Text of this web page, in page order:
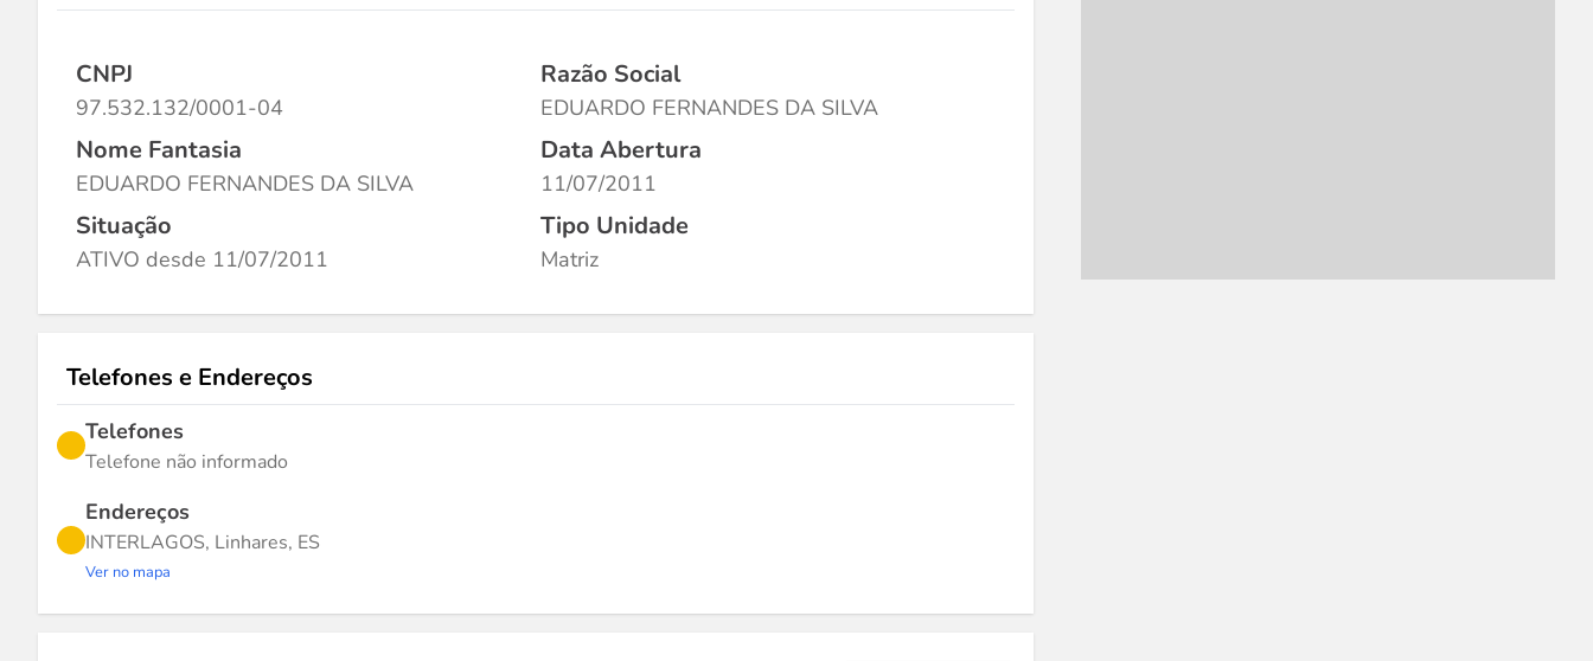
CNPJ
97.532.132/0001-04
Razão Social
EDUARDO FERNANDES DA SILVA
Nome Fantasia
EDUARDO FERNANDES DA SILVA
Data Abertura
11/07/2011
Situação
ATIVO desde 11/07/2011
Tipo Unidade
Matriz
Telefones e Endereços
Telefones
Telefone não informado
Endereços
INTERLAGOS, Linhares, ES
Ver no mapa